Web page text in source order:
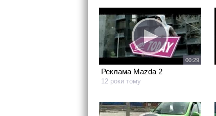
00:29
Реклама Mazda 2
12 роки тому